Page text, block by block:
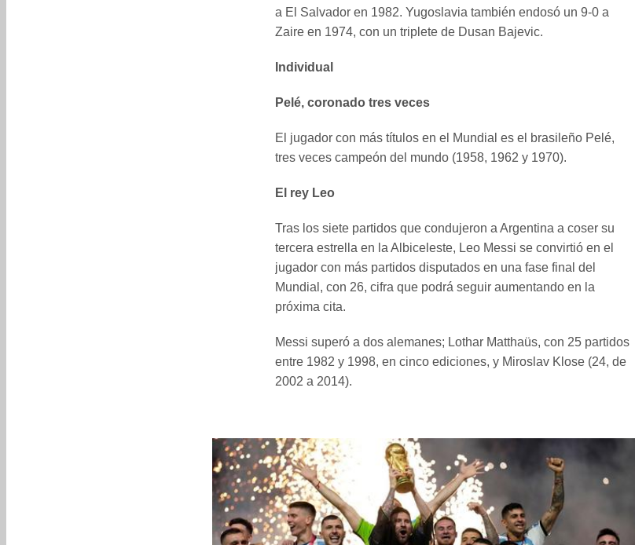
a El Salvador en 1982. Yugoslavia también endosó un 9-0 a
Zaire en 1974, con un triplete de Dusan Bajevic.
Individual
Pelé, coronado tres veces
El jugador con más títulos en el Mundial es el brasileño Pelé,
tres veces campeón del mundo (1958, 1962 y 1970).
El rey Leo
Tras los siete partidos que condujeron a Argentina a coser su
tercera estrella en la Albiceleste, Leo Messi se convirtió en el
jugador con más partidos disputados en una fase final del
Mundial, con 26, cifra que podrá seguir aumentando en la
próxima cita.
Messi superó a dos alemanes; Lothar Matthaüs, con 25 partidos
entre 1982 y 1998, en cinco ediciones, y Miroslav Klose (24, de
2002 a 2014).